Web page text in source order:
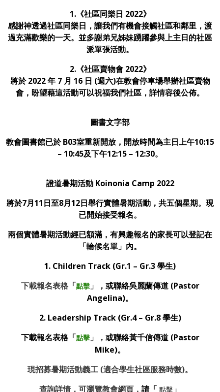
1.《社區同樂日 2022》
感謝神透過社區同樂日，讓我們有機會接觸社區和鄰里，渡
過充滿歡樂的一天。並多謝弟兄姊妹踴躍參與上主日的社區
派單張活動。
2.《社區賣物會 2022》
將於 2022 年 7 月 16 日 (週六)在教會停車場舉辦社區賣物
會，盼望藉這活動可以祝福我們社區，詳情容後公佈。
圖書文字部
教會圖書館已於 B03室重新開放，開放時間為主日上午10:15
– 10:45及下午12:15 – 12:30。
證道暑期活動 Koinonia Camp 2022
將於7月11日至8月12日舉行實體暑期活動，共五個星期。現
已開始接受報名。
兩個實體暑期活動經已額滿，有興趣報名的家長可以登記在
「輪候名單」內。
1. Children Track (Gr.1 – Gr.3 學生)
下載報名表格「點擊」
，或聯絡吳麗蘭傳道 (Pastor
Angelina)。
2. Leadership Track (Gr.4 – Gr.8 學生)
下載報名表格「點擊」
，或聯絡黃千信傳道 (Pastor
Mike)。
現招募暑期活動義工 (適合學生社區服務時數)。
查詢詳情，可瀏覽教會網頁， 請「 點擊 」